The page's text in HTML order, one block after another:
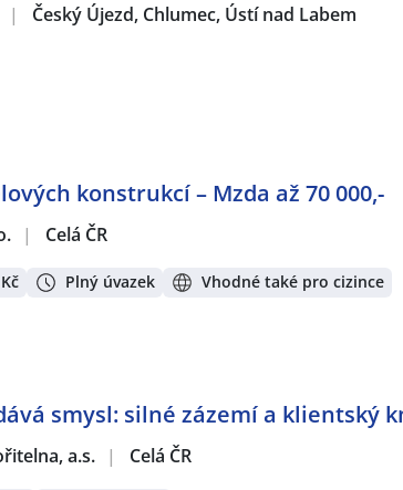
| Český Újezd, Chlumec, Ústí nad Labem
konstrukcí – Mzda až 70 000,-
| Celá ČR
Plný úvazek Vhodné také pro cizince
smysl: silné zázemí a klientský
a.s. | Celá ČR